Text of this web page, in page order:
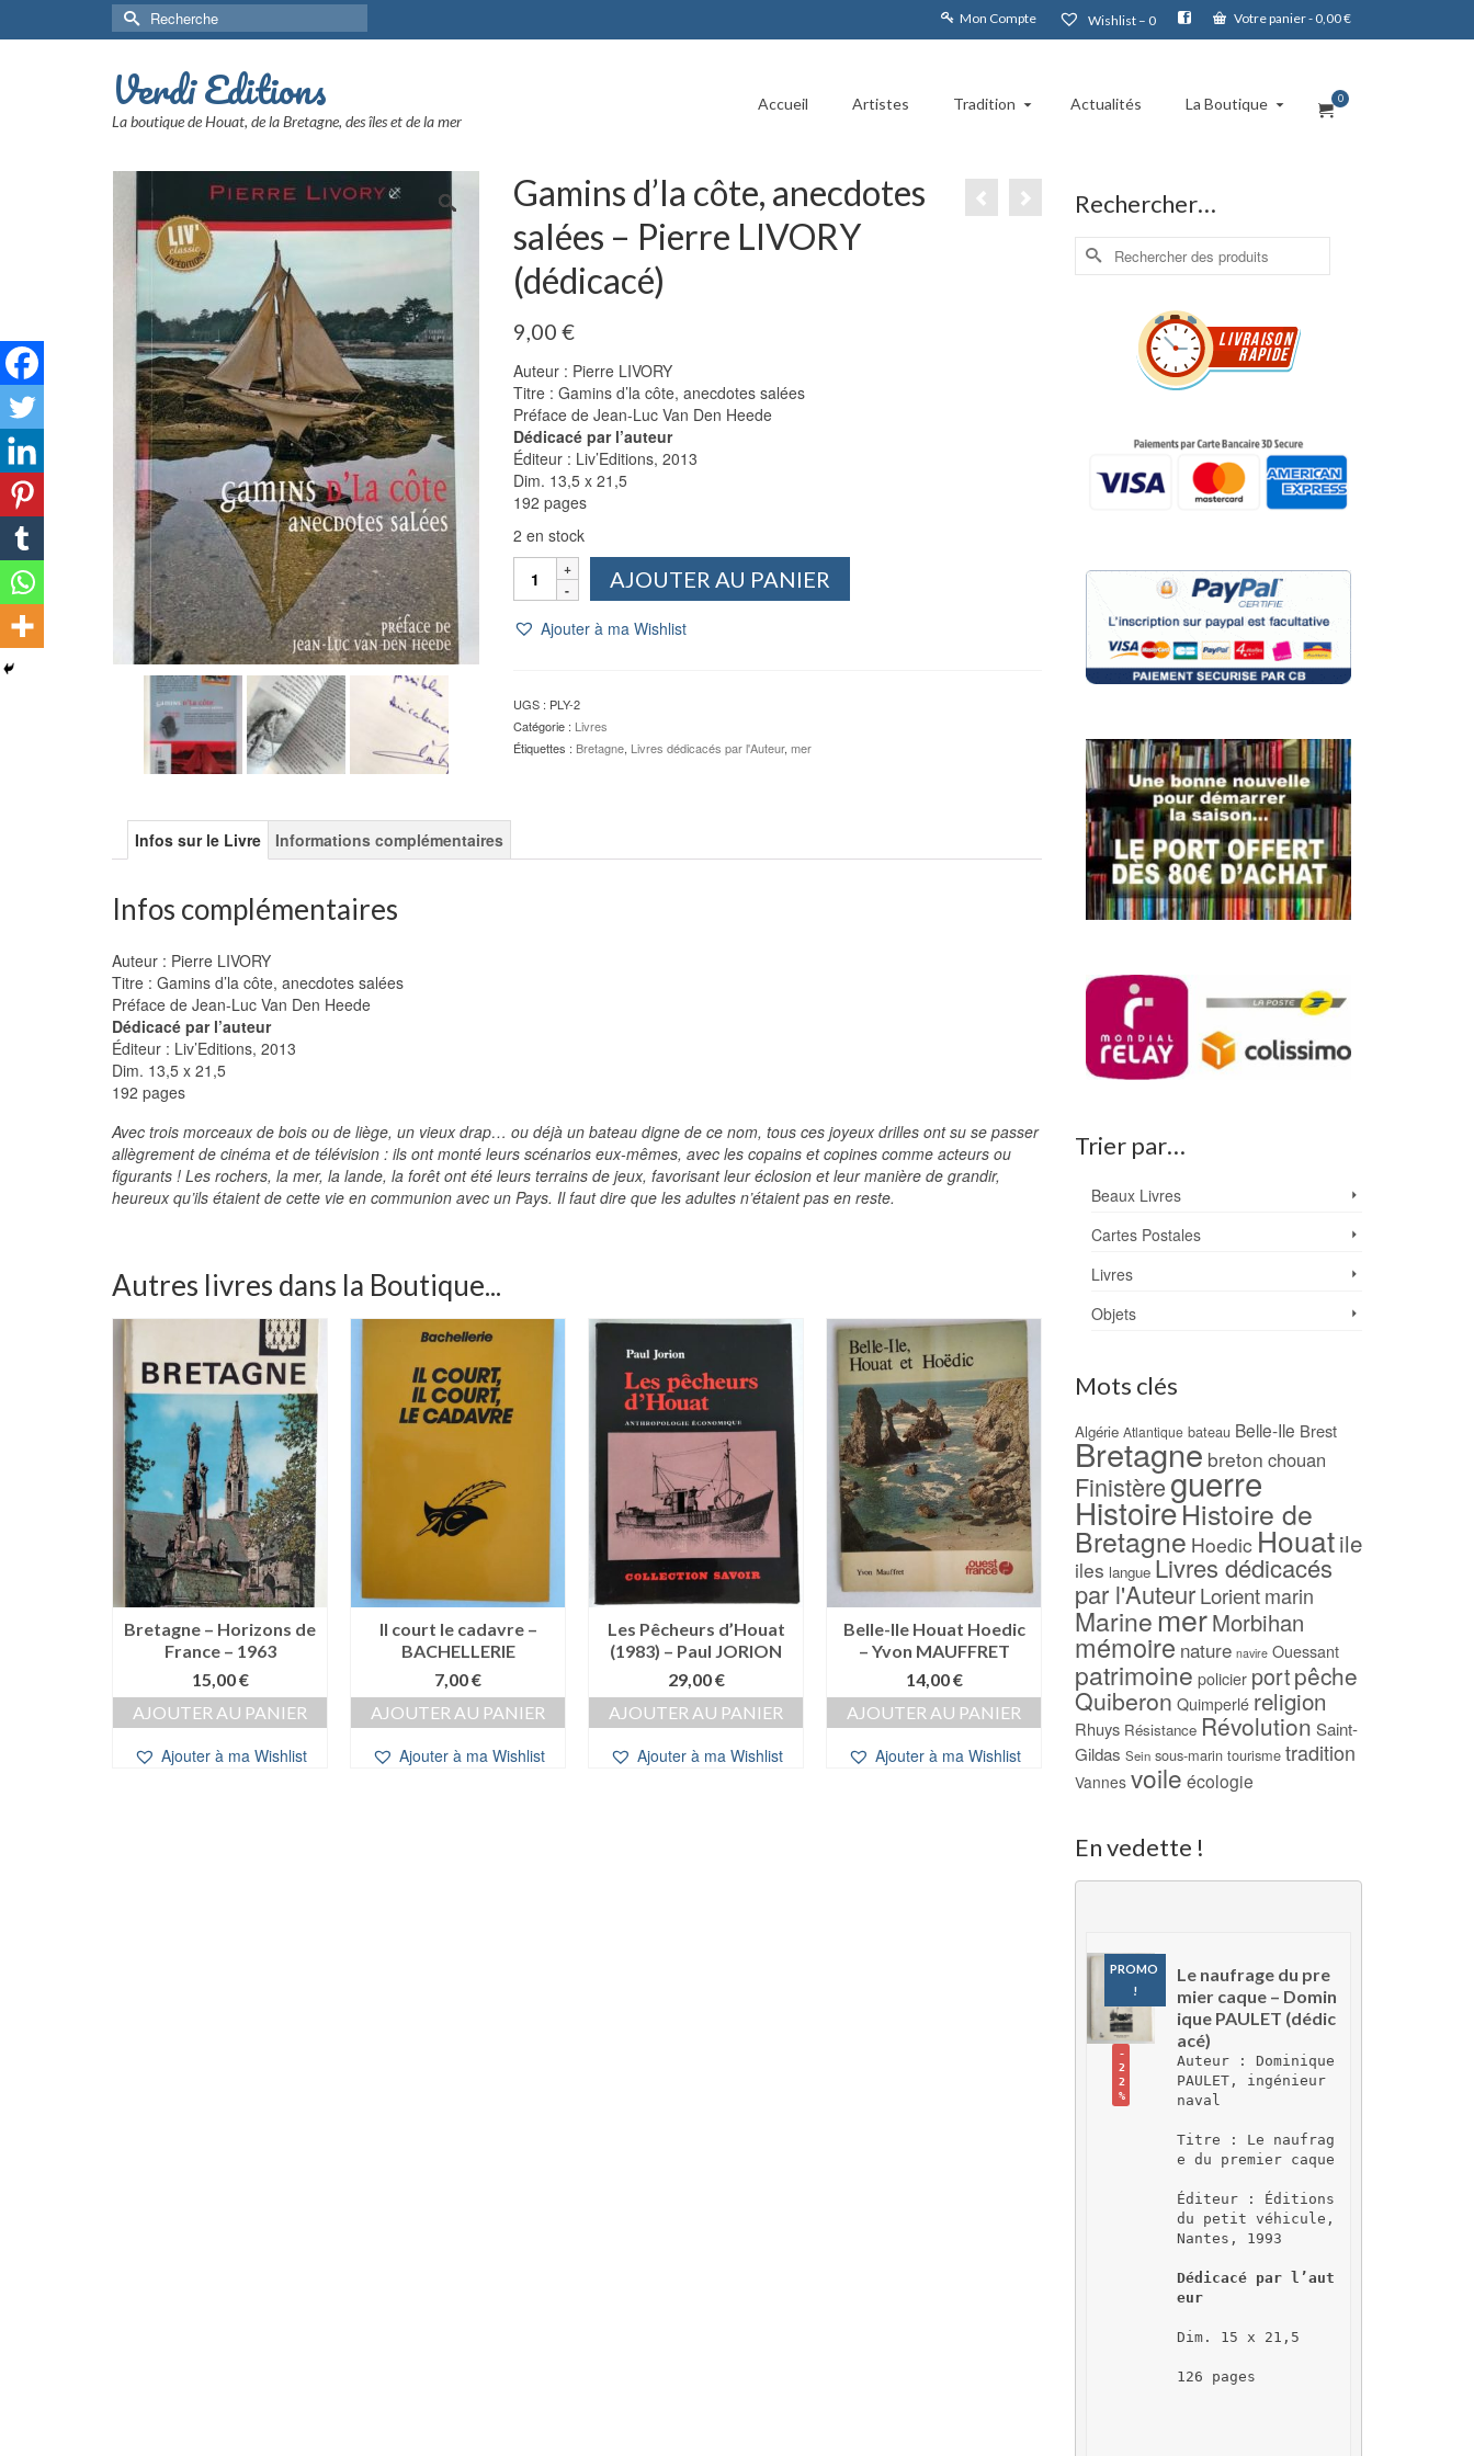
Mon Compte Wishlist – 0 Votre panier- 0,00€
Rechercher :
Verdi Editions
La boutique de Houat, de la Bretagne, des îles et de la mer
Accueil Artistes Tradition Actualités La Boutique 0
Gamins d’la côte, anecdotes
salées – Pierre LIVORY
(dédicacé)
9,00 €
Auteur : Pierre LIVORY
Titre : Gamins d’la côte, anecdotes salées
Préface de Jean-Luc Van Den Heede
Dédicacé par l’auteur
Éditeur : Liv’Editions, 2013
Dim. 13,5 x 21,5
192 pages
2 en stock
quantité
d'la
salées
-
Pierre
AJOUTER AU PANIER
Ajouter à ma Wishlist
UGS : PLY-2
Catégorie : Livres
Étiquettes : Bretagne, Livres dédicacés par l'Auteur, mer
Infos sur le Livre Informations complémentaires
Infos complémentaires
Auteur : Pierre LIVORY
Titre : Gamins d’la côte, anecdotes salées
Préface de Jean-Luc Van Den Heede
Dédicacé par l’auteur
Éditeur : Liv’Editions, 2013
Dim. 13,5 x 21,5
192 pages
Avec trois morceaux de bois ou de liège, un vieux drap… ou déjà un bateau digne de ce nom, tous ces joyeux drilles ont su se passer
allègrement de cinéma et de télévision : ils ont monté leurs scénarios eux-mêmes, avec les copains et copines comme acteurs ou
figurants ! Les rochers, la mer, la lande, la forêt ont été leurs terrains de jeux, favorisant leur éclosion et leur manière de grandir,
heureux qu’ils étaient de cette vie en communion avec un Pays. Il faut dire que les adultes n’étaient pas en reste.
Autres livres dans la Boutique...
Bretagne – Horizons de
France – 1963
15,00€
AJOUTER AU PANIER
Ajouter à ma Wishlist
Il court le cadavre –
BACHELLERIE
7,00€
AJOUTER AU PANIER
Ajouter à ma Wishlist
Les Pêcheurs d’Houat
(1983) – Paul JORION
29,00€
AJOUTER AU PANIER
Ajouter à ma Wishlist
Belle-Ile Houat Hoedic
– Yvon MAUFFRET
14,00€
AJOUTER AU PANIER
Ajouter à ma Wishlist
-33%
Belle Ile Houat Hoedic,
au cours des siècles
(1996) – Charles
FLOQUET
15,00€ Le
prix
initial
15,00 €.
10,00€Le
prix
actuel
AJOUTER AU PANIER
Cinq petites
noires – Jean
12,00
AJOUTER AU
Rechercher…
Rechercher :
Trier par…
Beaux Livres
Cartes Postales
Livres
Objets
Mots clés
Algérie Atlantique bateau Belle-Ile Brest
Bretagne breton chouan
Finistèreguerre
HistoireHistoire de
Bretagne Hoedic Houatile
iles langue Livres dédicacés
par l'Auteur Lorient marin
Marine merMorbihan
mémoire nature navire Ouessant
patrimoine policier portpêche
Quiberon Quimperlé religion
Rhuys Résistance Révolution Saint-
Gildas Sein sous-marin tourisme tradition
Vannes voile écologie
En vedette !
PROMO
!
-
2
2
%
Le naufrage du pre
mier caque – Domin
ique PAULET (dédic
acé)
Auteur : Dominique
PAULET, ingénieur
naval
Titre : Le naufrag
e du premier caque
Éditeur : Éditions
du petit véhicule,
Nantes, 1993
Dédicacé par l’aut
eur
Dim. 15 x 21,5
126 pages